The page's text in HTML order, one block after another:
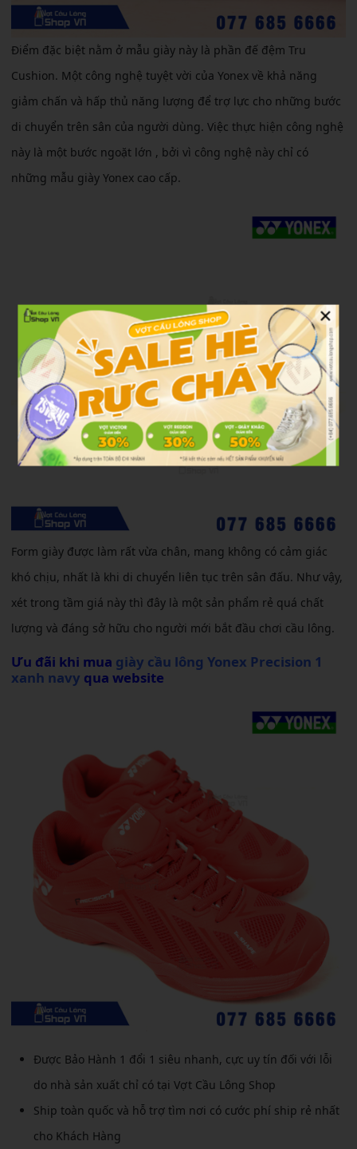
Điểm đặc biệt nằm ở mẫu giày này là phần đế đệm Tru
Cushion. Một công nghệ tuyệt vời của Yonex về khả năng
giảm chấn và hấp thủ năng lượng để trợ lực cho những bước
di chuyển trên sân của người dùng. Việc thực hiện công nghệ
này là một bước ngoặt lớn , bởi vì công nghệ này chỉ có
những mẫu giày Yonex cao cấp.
Form giày được làm rất vừa chân, mang không có cảm giác
khó chịu, nhất là khi di chuyển liên tục trên sân đấu. Như vậy,
xét trong tầm giá này thì đây là một sản phẩm rẻ quá chất
lượng và đáng sở hữu cho người mới bắt đầu chơi cầu lông.
Ưu đãi khi mua giày cầu lông Yonex Precision 1
xanh navy qua website
Được Bảo Hành 1 đổi 1 siêu nhanh, cực uy tín đối với lỗi
do nhà sản xuất chỉ có tại Vợt Cầu Lông Shop
Ship toàn quốc và hỗ trợ tìm nơi có cước phí ship rẻ nhất
cho Khách Hàng
×